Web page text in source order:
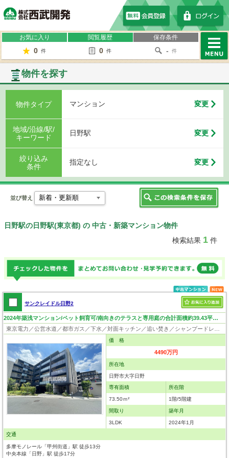
お気に入り
0 件
閲覧履歴
0 件
保存条件
- 件
物件を探す
物件タイプ マンション 変更
地域/沿線/駅/
キーワード
日野駅 変更
絞り込み
条件
指定なし 変更
並び替え
日野駅の日野駅(東京都) の 中古・新築マンション物件
検索結果 1件
サンクレイドル日野2
2024年築浅マンション/ペット飼育可/南向きのテラスと専用庭の合計面積約39.43平米と広々空間
価 格
4490万円
所在地
日野市大字日野
専有面積
73.50ｍ²
所在階
1階/5階建
間取り
3LDK
築年月
2024年1月
交通
多摩モノレール「甲州街道」駅 徒歩13分
中央本線「日野」駅 徒歩17分